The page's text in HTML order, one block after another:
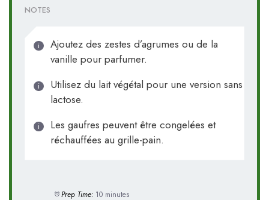
NOTES
Ajoutez des zestes d’agrumes ou de la
vanille pour parfumer.
Utilisez du lait végétal pour une version sans
lactose.
Les gaufres peuvent être congelées et
réchauffées au grille-pain.
Prep Time: 10 minutes